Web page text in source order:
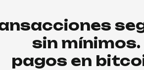
sin mínimos.
pagos en